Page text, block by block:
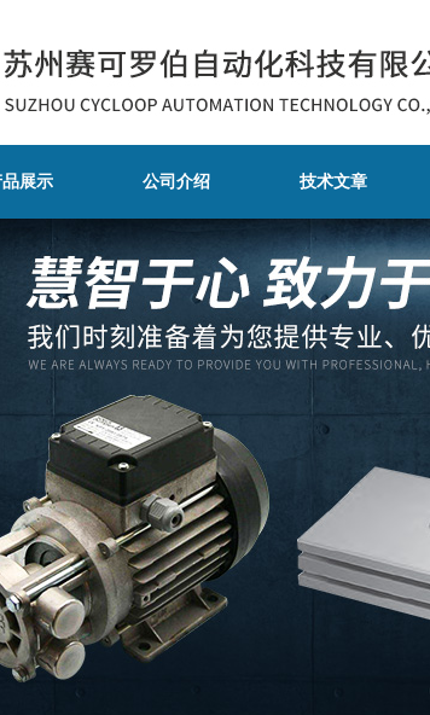
品展示 公司介绍 技术文章